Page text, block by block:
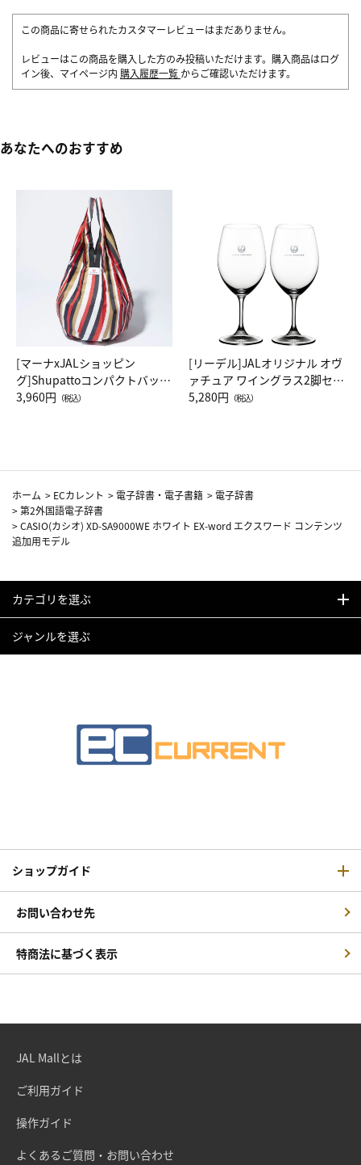
この商品に寄せられたカスタマーレビューはまだありません。
レビューはこの商品を購入した方のみ投稿いただけます。購入商品はログ
イン後、マイページ内 購入履歴一覧 からご確認いただけます。
あなたへのおすすめ
[マーナxJALショッピン
グ]Shupattoコンパクトバッグ
Drop JAL客室乗務員（LC）ス
3,960円 （税込）
[リーデル]JALオリジナル オヴ
ァチュア ワイングラス2脚セッ
ト（レッドワイン）
5,280円 （税込）
ホーム > ECカレント > 電子辞書・電子書籍 > 電子辞書
>第2外国語電子辞書
>CASIO(カシオ) XD-SA9000WE ホワイト EX-word エクスワード コンテンツ
追加用モデル
カテゴリを選ぶ
ジャンルを選ぶ
ショップガイド
お問い合わせ先
特商法に基づく表示
JAL Mallとは
ご利用ガイド
操作ガイド
よくあるご質問・お問い合わせ